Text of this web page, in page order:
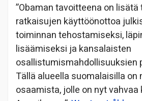
”Obaman tavoitteena on
ratkaisujen käyttöönottoa
toiminnan tehostamiseksi,
lisäämiseksi ja kansalaisten
osallistumismahdollisuuksien
Tällä alueella suomalaisilla on
osaamista, jolle on nyt vahvaa